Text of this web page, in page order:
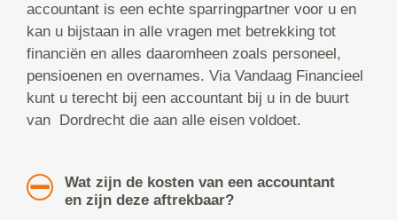
accountant is een echte sparringpartner voor u en
kan u bijstaan in alle vragen met betrekking tot
financiën en alles daaromheen zoals personeel,
pensioenen en overnames. Via Vandaag Financieel
kunt u terecht bij een accountant bij u in de buurt
van Dordrecht die aan alle eisen voldoet.
Wat zijn de kosten van een accountant
en zijn deze aftrekbaar?